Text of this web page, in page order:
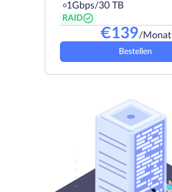
1Gbps/30 TB
RAID
€139/Monat
Bestellen